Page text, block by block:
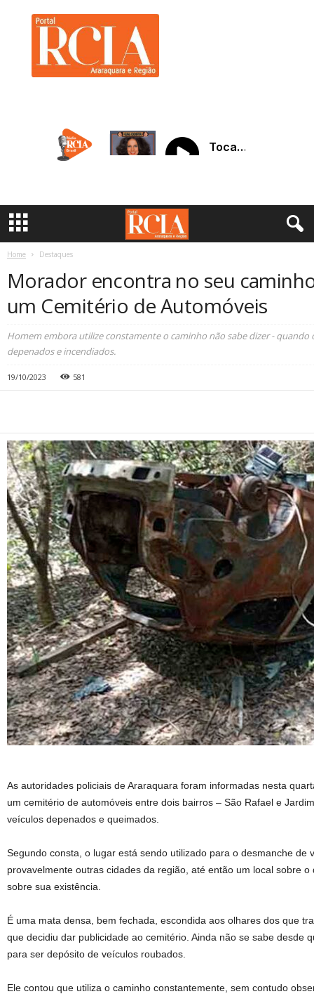
a
Home Destaques
Morador encontra no seu
um Cemitério de Automóveis
Homem embora utilize constamente o caminho não sabe dizer - quando
depenados e incendiados.
19/10/2023 581
As autoridades policiais de Araraquara foram informadas nesta
um cemitério de automóveis entre dois bairros – São Rafael e
veículos depenados e queimados.
Segundo consta, o lugar está sendo utilizado para o desmanche de
provavelmente outras cidades da região, até então um local sobre
sobre sua existência.
É uma mata densa, bem fechada, escondida aos olhares dos que
que decidiu dar publicidade ao cemitério. Ainda não se sabe desde
para ser depósito de veículos roubados.
Ele contou que utiliza o caminho constantemente, sem contudo